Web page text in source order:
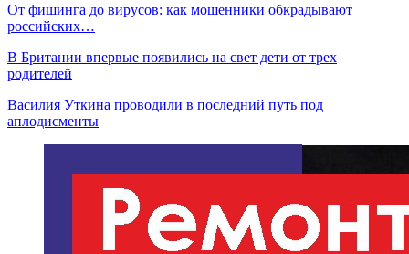
От фишинга до вирусов: как мошенники обкрадывают
российских…
В Британии впервые появились на свет дети от трех
родителей
Василия Уткина проводили в последний путь под
аплодисменты